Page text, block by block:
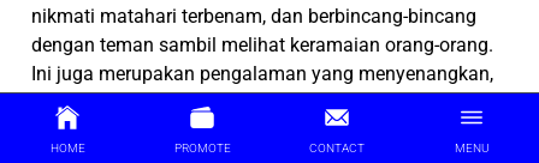
nikmati matahari terbenam, dan berbincang-bincang
dengan teman sambil melihat keramaian orang-orang.
Ini juga merupakan pengalaman yang menyenangkan,
bukan?
HOME PROMOTE CONTACT MENU